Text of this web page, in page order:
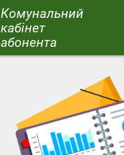
Комунальний
кабінет
абонента